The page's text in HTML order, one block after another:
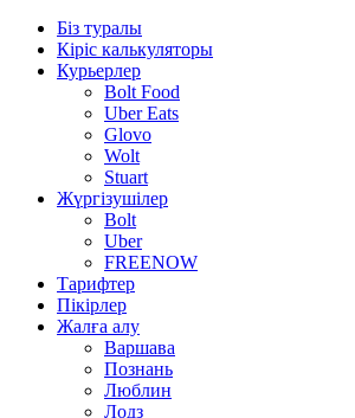
Біз туралы
Кіріс калькуляторы
Курьерлер
Bolt Food
Uber Eats
Glovo
Wolt
Stuart
Жүргізушілер
Bolt
Uber
FREENOW
Тарифтер
Пікірлер
Жалға алу
Варшава
Познань
Люблин
Лодз